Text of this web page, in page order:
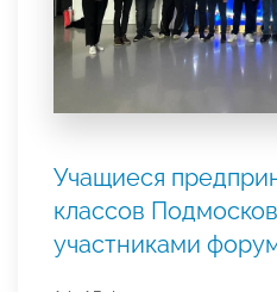
Учащиеся
классов
участниками